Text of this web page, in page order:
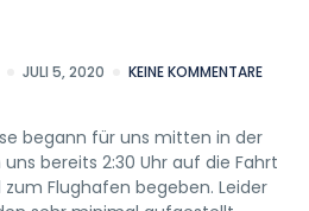
JULI 5, 2020 KEINE KOMMENTARE
begann für uns mitten in der
bereits 2:30 Uhr auf die Fahrt
Flughafen begeben. Leider